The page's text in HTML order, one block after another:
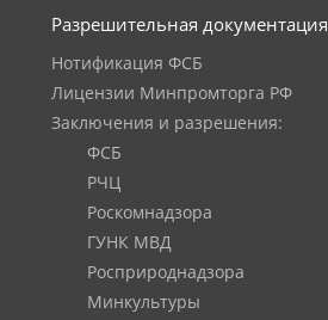
Разрешительная документация
Нотификация ФСБ
Лицензии Минпромторга РФ
Заключения и разрешения:
ФСБ
РЧЦ
Роскомнадзора
ГУНК МВД
Росприроднадзора
Минкультуры